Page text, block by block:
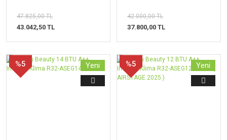
47.825,00 TL
43.042,50 TL
42.000,00 TL
37.800,00 TL
%5 Yeni %5 Yeni